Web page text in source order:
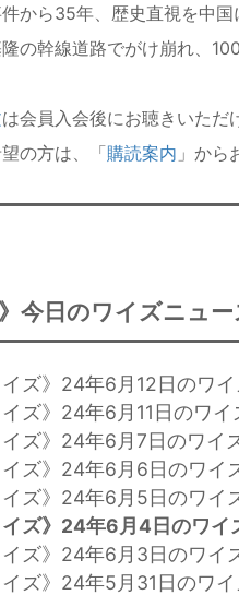
件から35年、歴史直視を中
隆の幹線道路でがけ崩れ、
は会員入会後にお聴きいただ
の方は、「購読案内 」から
今日のワイズニュ
ズ》24年6月12日のワ
ズ》24年6月11日のワ
ズ》24年6月7日のワイ
イズ》24年6月6日のワイ
イズ》24年6月5日のワイ
イズ》24年6月4日のワ
イズ》24年6月3日のワイ
ズ》24年5月31日のワ